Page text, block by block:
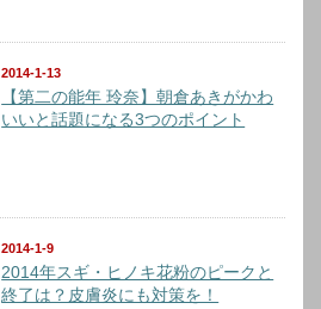
2014-1-13
【第二の能年 玲奈】朝倉あきがかわ
いいと話題になる3つのポイント
2014-1-9
2014年スギ・ヒノキ花粉のピークと
終了は？皮膚炎にも対策を！